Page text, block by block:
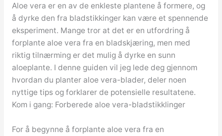
Aloe vera er en av de enkleste plantene å formere, og
å dyrke den fra bladstikkinger kan være et spennende
eksperiment. Mange tror at det er en utfordring å
forplante aloe vera fra en bladskjæring, men med
riktig tilnærming er det mulig å dyrke en sunn
aloeplante. I denne guiden vil jeg lede deg gjennom
hvordan du planter aloe vera-blader, deler noen
nyttige tips og forklarer de potensielle resultatene.
Kom i gang: Forberede aloe vera-bladstikklinger
For å begynne å forplante aloe vera fra en